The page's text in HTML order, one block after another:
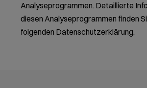
Analyseprogrammen. Detaillierte
diesen Analyseprogrammen finden
folgenden Datenschutzerklärung.